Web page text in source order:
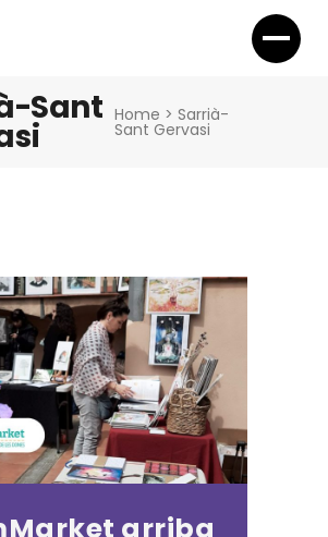
Sant Home >Sarrià-
Sant Gervasi
arriba